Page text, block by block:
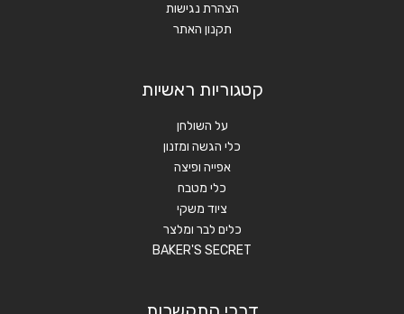
הצהרת נגישות
תקנון האתר
קטגוריות ראשיות
על השולחן
כלי הגשה ומזנון
אפייה ופיצה
כלי מטבח
ציוד משקי
כלים לבר ומלצר
BAKER'S SECRET